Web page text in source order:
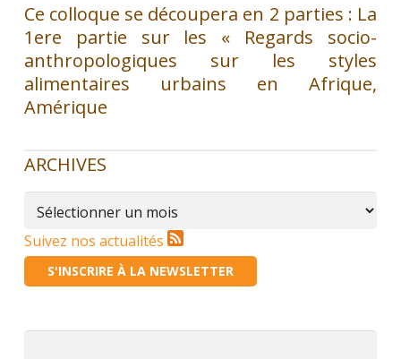
Ce colloque se découpera en 2 parties : La
1ere partie sur les « Regards socio-
anthropologiques sur les styles
alimentaires urbains en Afrique,
Amérique
ARCHIVES
Archives
Suivez nos actualités
S'INSCRIRE À LA NEWSLETTER